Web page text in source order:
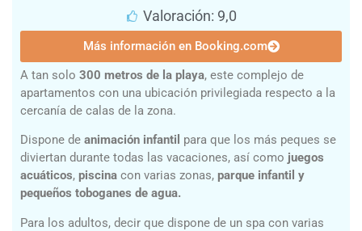
Valoración: 9,0
Más información en Booking.com
A tan solo 300 metros de la playa, este complejo de
apartamentos con una ubicación privilegiada respecto a la
cercanía de calas de la zona.
Dispone de animación infantil para que los más peques se
diviertan durante todas las vacaciones, así como juegos
acuáticos, piscina con varias zonas, parque infantil y
pequeños toboganes de agua.
Para los adultos, decir que dispone de un spa con varias